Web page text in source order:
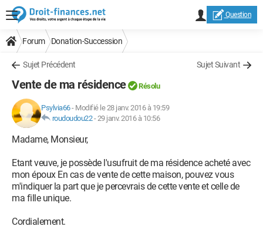
Question
Forum Donation-Succession
Sujet Précédent Sujet Suivant
Vente de ma résidence Résolu
Psylvia66- Modifié le 28 janv. 2016 à 19:59
roudoudou22-29 janv. 2016 à 10:56
Madame, Monsieur,
Etant veuve, je possède l'usufruit de ma résidence acheté avec
mon époux En cas de vente de cette maison, pouvez vous
m'indiquer la part que je percevrais de cette vente et celle de
ma fille unique.
Cordialement.